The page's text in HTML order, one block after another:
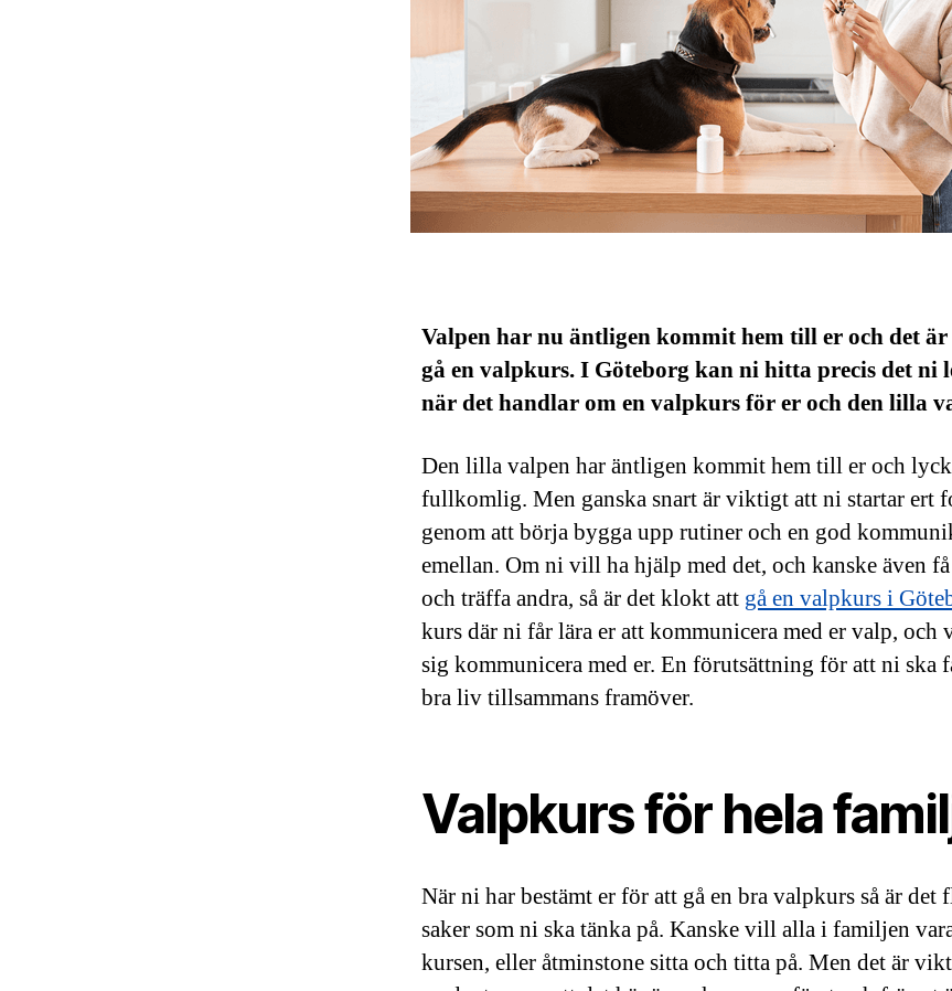
Valpen har nu äntligen kommit hem till er och det är
gå en valpkurs. I Göteborg kan ni hitta precis det ni
när det handlar om en valpkurs för er och den lilla
Den lilla valpen har äntligen kommit hem till er och
fullkomlig. Men ganska snart är viktigt att ni startar ert
genom att börja bygga upp rutiner och en god
emellan. Om ni vill ha hjälp med det, och kanske även
och träffa andra, så är det klokt att gå en valpkurs i
kurs där ni får lära er att kommunicera med er valp, och
sig kommunicera med er. En förutsättning för att ni ska
bra liv tillsammans framöver.
Valpkurs för hela
När ni har bestämt er för att gå en bra valpkurs så är det
saker som ni ska tänka på. Kanske vill alla i familjen
kursen, eller åtminstone sitta och titta på. Men det är